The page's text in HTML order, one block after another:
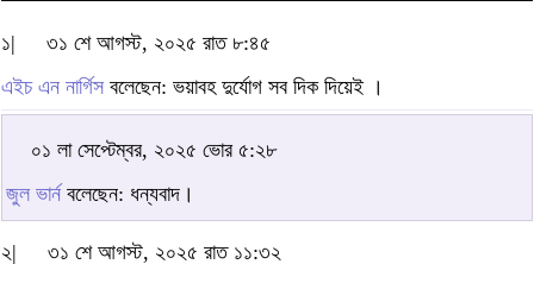
১|
৩১ শে আগস্ট, ২০২৫ রাত ৮:৪৫
এইচ এন নার্গিস বলেছেন: ভয়াবহ দুর্যোগ সব দিক দিয়েই ।
০১ লা সেপ্টেম্বর, ২০২৫ ভোর ৫:২৮
জুল ভার্ন বলেছেন: ধন্যবাদ।
২|
৩১ শে আগস্ট, ২০২৫ রাত ১১:৩২